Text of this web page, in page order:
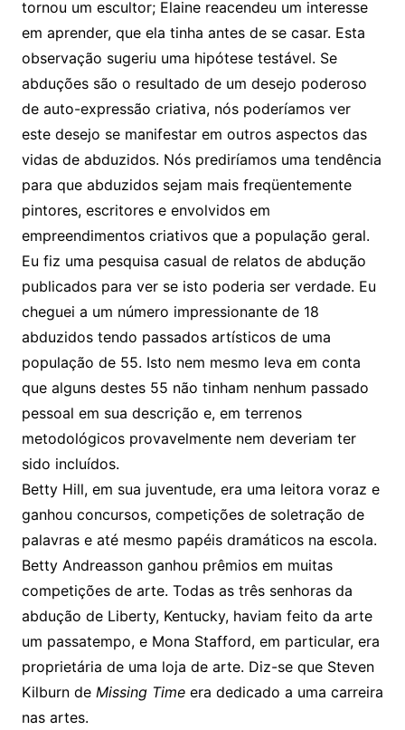
tornou um escultor; Elaine reacendeu um interesse
em aprender, que ela tinha antes de se casar. Esta
observação sugeriu uma hipótese testável. Se
abduções são o resultado de um desejo poderoso
de auto-expressão criativa, nós poderíamos ver
este desejo se manifestar em outros aspectos das
vidas de abduzidos. Nós prediríamos uma tendência
para que abduzidos sejam mais freqüentemente
pintores, escritores e envolvidos em
empreendimentos criativos que a população geral.
Eu fiz uma pesquisa casual de relatos de abdução
publicados para ver se isto poderia ser verdade. Eu
cheguei a um número impressionante de 18
abduzidos tendo passados artísticos de uma
população de 55. Isto nem mesmo leva em conta
que alguns destes 55 não tinham nenhum passado
pessoal em sua descrição e, em terrenos
metodológicos provavelmente nem deveriam ter
sido incluídos.
Betty Hill, em sua juventude, era uma leitora voraz e
ganhou concursos, competições de soletração de
palavras e até mesmo papéis dramáticos na escola.
Betty Andreasson ganhou prêmios em muitas
competições de arte. Todas as três senhoras da
abdução de Liberty, Kentucky, haviam feito da arte
um passatempo, e Mona Stafford, em particular, era
proprietária de uma loja de arte. Diz-se que Steven
Kilburn de Missing Time era dedicado a uma carreira
nas artes.